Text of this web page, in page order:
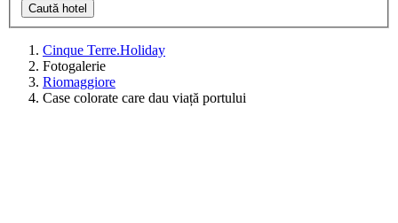
Caută hotel
Cinque Terre.Holiday
Fotogalerie
Riomaggiore
Case colorate care dau viață portului